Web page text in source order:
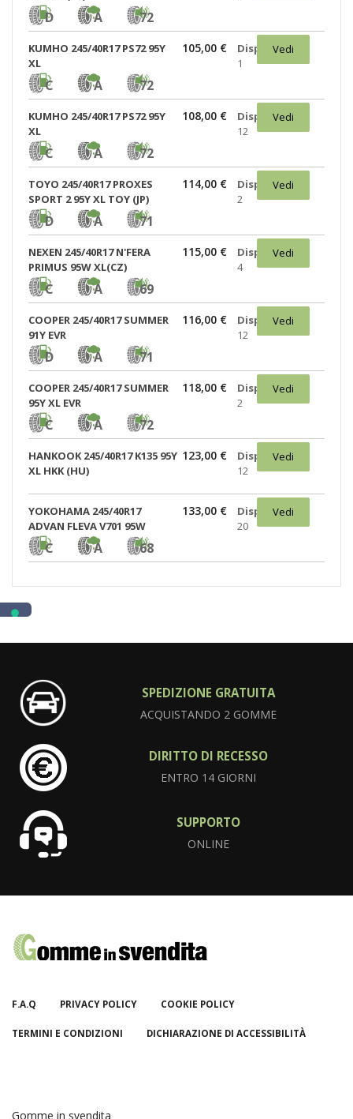
D A 72
KUMHO 245/40R17 PS72 95Y
XL
C A 72
105,00 €
Disponibili:
1
Vedi
KUMHO 245/40R17 PS72 95Y
XL
C A 72
108,00 €
Disponibili:
12
Vedi
TOYO 245/40R17 PROXES
SPORT 2 95Y XL TOY (JP)
D A 71
114,00 €
Disponibili:
2
Vedi
NEXEN 245/40R17 N'FERA
PRIMUS 95W XL(CZ)
C A 69
115,00 €
Disponibili:
4
Vedi
COOPER 245/40R17 SUMMER
91Y EVR
D A 71
116,00 €
Disponibili:
12
Vedi
COOPER 245/40R17 SUMMER
95Y XL EVR
C A 72
118,00 €
Disponibili:
2
Vedi
HANKOOK 245/40R17 K135 95Y
XL HKK (HU)
123,00 €
Disponibili:
12
Vedi
YOKOHAMA 245/40R17
ADVAN FLEVA V701 95W
C A 68
133,00 €
Disponibili:
20
Vedi
SPEDIZIONE GRATUITA
ACQUISTANDO 2 GOMME
DIRITTO DI RECESSO
ENTRO 14 GIORNI
SUPPORTO
ONLINE
F.A.Q PRIVACY POLICY COOKIE POLICY
TERMINI E CONDIZIONI DICHIARAZIONE DI ACCESSIBILITÀ
Gomme in svendita